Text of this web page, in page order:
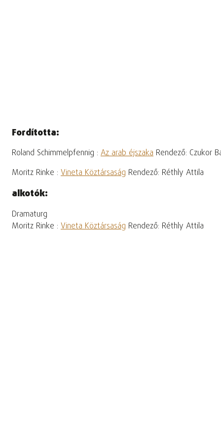
Fordította:
Roland Schimmelpfennig : Az arab éjszaka Rendező: Czukor
Moritz Rinke : Vineta Köztársaság Rendező: Réthly Attila
alkotók:
Dramaturg
Moritz Rinke : Vineta Köztársaság Rendező: Réthly Attila